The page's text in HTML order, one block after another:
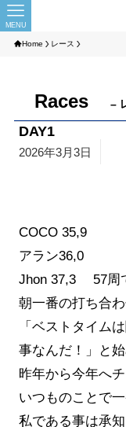
MENU
Home レース
Races –
DAY1
2026年3月3日
COCO 35,9
アラン36,0
Jhon 37,3 57周
朝一番の打ち合
「ベストタイム
事なんだ！」と始
昨年から今年へ
いつものことで
私である事は承